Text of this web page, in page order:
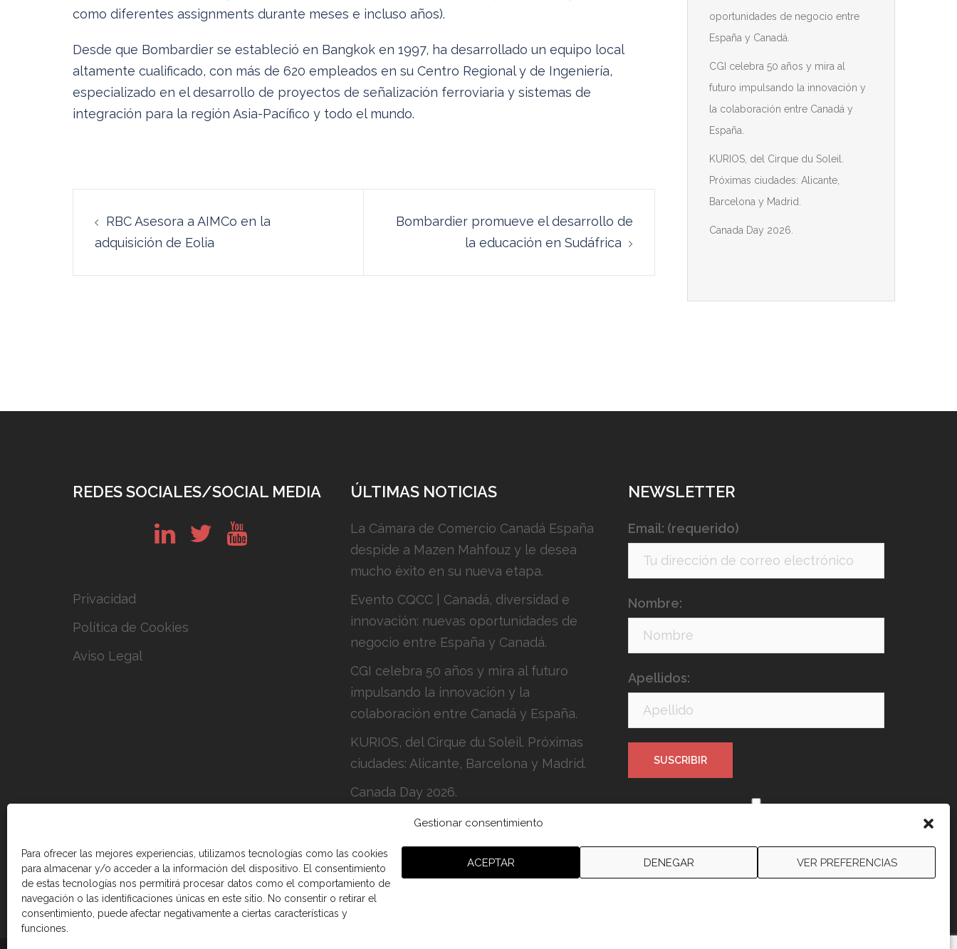
Gestionar consentimiento
Para ofrecer las mejores experiencias, utilizamos tecnologías como las cookies
para almacenar y/o acceder a la información del dispositivo. El consentimiento
de estas tecnologías nos permitirá procesar datos como el comportamiento de
navegación o las identificaciones únicas en este sitio. No consentir o retirar el
consentimiento, puede afectar negativamente a ciertas características y
funciones.
ACEPTAR DENEGAR VER PREFERENCIAS
como diferentes assignments durante meses e incluso años).
Desde que Bombardier se estableció en Bangkok en 1997, ha desarrollado un equipo local
altamente cualificado, con más de 620 empleados en su Centro Regional y de Ingeniería,
especializado en el desarrollo de proyectos de señalización ferroviaria y sistemas de
integración para la región Asia-Pacífico y todo el mundo.
de
entradas
RBC Asesora a AIMCo en la
adquisición de Eolia
Bombardier promueve el desarrollo de
la educación en Sudáfrica
oportunidades de negocio entre
España y Canadá.
CGI celebra 50 años y mira al
futuro impulsando la innovación y
la colaboración entre Canadá y
España.
KURIOS, del Cirque du Soleil.
Próximas ciudades: Alicante,
Barcelona y Madrid.
Canada Day 2026.
REDES SOCIALES/SOCIAL MEDIA
Privacidad
Política de Cookies
Aviso Legal
ÚLTIMAS NOTICIAS
La Cámara de Comercio Canadá España
despide a Mazen Mahfouz y le desea
mucho éxito en su nueva etapa.
Evento CQCC | Canadá, diversidad e
innovación: nuevas oportunidades de
negocio entre España y Canadá.
CGI celebra 50 años y mira al futuro
impulsando la innovación y la
colaboración entre Canadá y España.
KURIOS, del Cirque du Soleil. Próximas
ciudades: Alicante, Barcelona y Madrid.
Canada Day 2026.
NEWSLETTER
Email: (requerido)
Nombre:
Apellidos:
condiciones